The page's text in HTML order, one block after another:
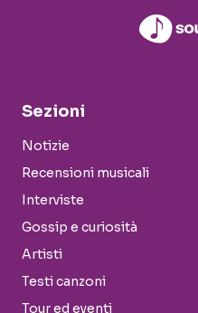
Sezioni
Notizie
Recensioni musicali
Interviste
Gossip e curiosità
Artisti
Testi canzoni
Tour ed eventi